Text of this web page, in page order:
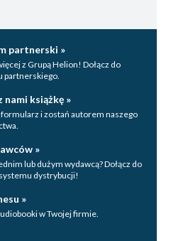
partnerski »
z Grupą Helion! Dołącz do
partnerskiego.
nami książkę »
formularz i zostań autorem naszego
»
lub dużym wydawcą? Dołącz do
dystrybucji!
»
w Twojej firmie.